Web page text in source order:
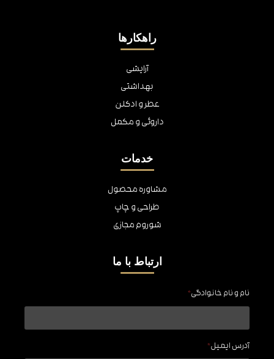
راهکارها
آرایشی
بهداشتی
عطر و ادکلن
داروئی و مکمل
خدمات
مشاوره محصول
طراحی و چاپ
شوروم مجازی
ارتباط با ما
نام و نام خانوادگی*
آدرس ایمیل*